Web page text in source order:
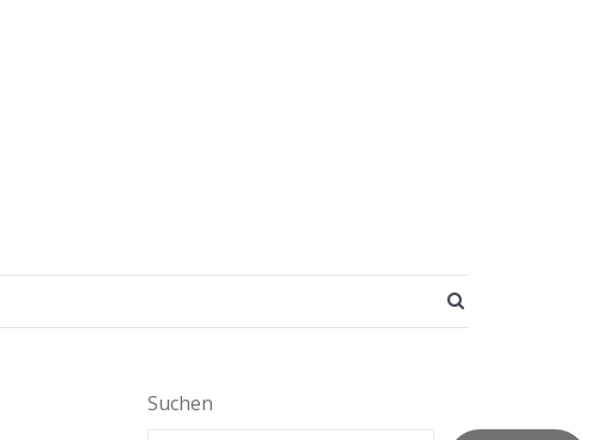
Suchen